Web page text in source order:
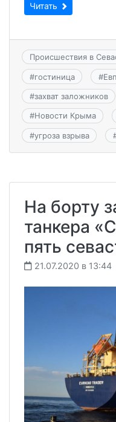
Читать
Происшествия в
#гостиница #
#захват заложников
#Новости Крыма
#угроза взрыва
На борту
танкера
пять
21.07.2020 в 13:44